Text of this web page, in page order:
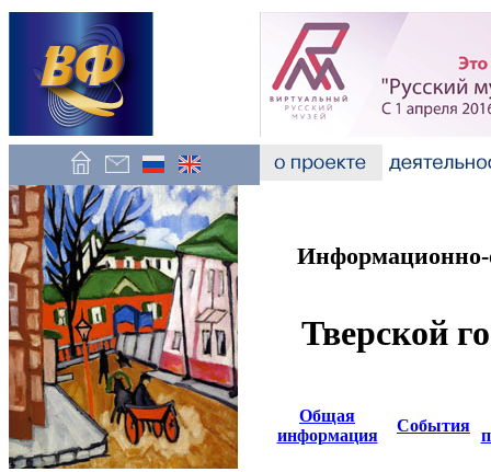
Информационно-
Тверской
Общая
информация
События